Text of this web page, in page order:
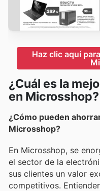
Haz clic aquí
¿Cuál es la
en Microsshop?
¿Cómo pueden
Microsshop?
En Microsshop, se
el sector de la
sus clientes un valor
competitivos.